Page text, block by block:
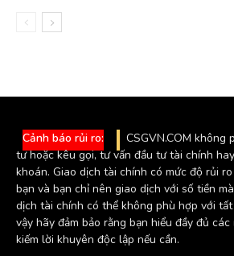
Cảnh báo rủi ro:
CSGVN.COM không
tư hoặc kêu gọi, tư vấn đầu tư tài chính
khoán. Giao dịch tài chính có mức độ rủi
bạn và bạn chỉ nên giao dịch với số tiền
dịch tài chính có thể không phù hợp với
vậy hãy đảm bảo rằng bạn hiểu đầy đủ
kiếm lời khuyên độc lập nếu cần.